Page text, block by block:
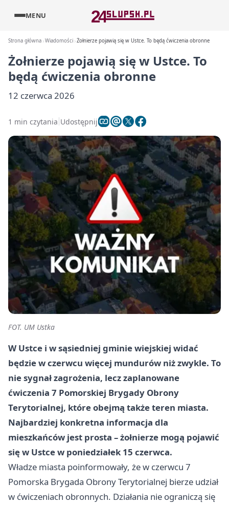
MENU
Strona główna Wiadomości Żołnierze pojawią się w Ustce. To będą ćwiczenia obronne
Żołnierze pojawią się w Ustce. To
będą ćwiczenia obronne
12 czerwca 2026
1 min czytania Udostępnij
FOT. UM Ustka
W Ustce i w sąsiedniej gminie wiejskiej widać
będzie w czerwcu więcej mundurów niż zwykle. To
nie sygnał zagrożenia, lecz zaplanowane
ćwiczenia 7 Pomorskiej Brygady Obrony
Terytorialnej, które obejmą także teren miasta.
Najbardziej konkretna informacja dla
mieszkańców jest prosta – żołnierze mogą pojawić
się w Ustce w poniedziałek 15 czerwca.
Władze miasta poinformowały, że w czerwcu 7
Pomorska Brygada Obrony Terytorialnej bierze udział
w ćwiczeniach obronnych. Działania nie ograniczą się